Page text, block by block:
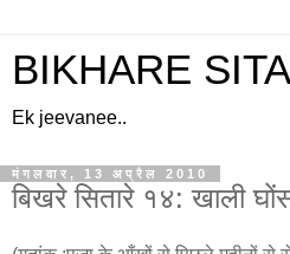
BIKHARE
Ek jeevanee..
मंगलवार, 13 अप्रैल 2010
बिखरे सितारे १४: खाली